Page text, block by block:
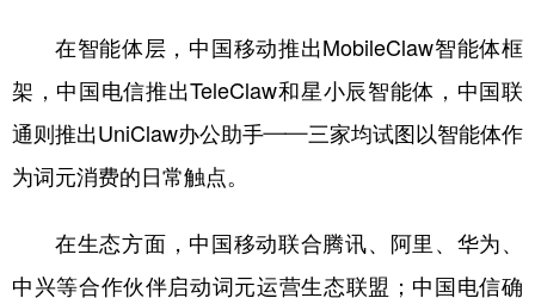
在智能体层，中国移动推出MobileClaw智能体框
架，中国电信推出TeleClaw和星小辰智能体，中国联
通则推出UniClaw办公助手——三家均试图以智能体作
为词元消费的日常触点。
在生态方面，中国移动联合腾讯、阿里、华为、
中兴等合作伙伴启动词元运营生态联盟；中国电信确